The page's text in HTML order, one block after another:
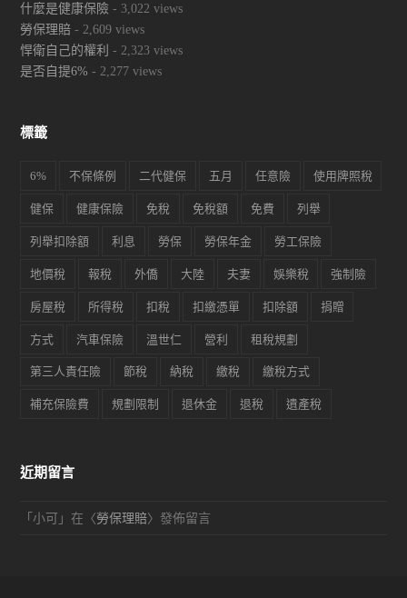
什麼是健康保險 - 3,022 views
勞保理賠 - 2,609 views
悍衛自己的權利 - 2,323 views
是否自提6% - 2,277 views
標籤
6% 不保條例 二代健保 五月 任意險 使用牌照稅
健保 健康保險 免稅 免稅額 免費 列舉
列舉扣除額 利息 勞保 勞保年金 勞工保險
地價稅 報稅 外僑 大陸 夫妻 娛樂稅 強制險
房屋稅 所得稅 扣稅 扣繳憑單 扣除額 捐贈
方式 汽車保險 溫世仁 營利 租稅規劃
第三人責任險 節稅 納稅 繳稅 繳稅方式
補充保險費 規劃限制 退休金 退稅 遺產稅
近期留言
「 小可 」在〈勞保理賠〉發佈留言